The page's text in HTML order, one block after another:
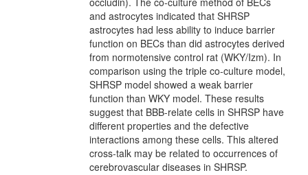
and astrocytes indicated that SHRSP
astrocytes had less ability to induce barrier
function on BECs than did astrocytes derived
from normotensive control rat (WKY/Izm). In
comparison using the triple co-culture model,
SHRSP model showed a weak barrier
function than WKY model. These results
suggest that BBB-relate cells in SHRSP have
different properties and the defective
interactions among these cells. This altered
cross-talk may be related to occurrences of
cerebrovascular diseases in SHRSP.